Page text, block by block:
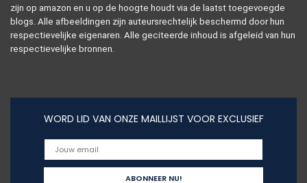
zijn op amazon en u op de hoogte houdt via de laatst toegevoegde
blogs. Alle afbeeldingen zijn auteursrechtelijk beschermd door hun
respectievelijke eigenaren. Alle geciteerde inhoud is afgeleid van hun
respectievelijke bronnen.
WORD LID VAN ONZE MAILLIJST VOOR EXCLUSIEF